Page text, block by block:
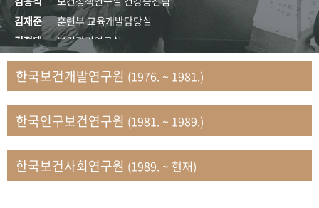
50+1주년 기념
성과 50선 숫자로 보는 50년
세계와 함께 한 KIHASA
VR 역사관
김재준
훈련부 교육개발담당실
김정태
보건관리연구실
김지자
연구부 사회개발담당실
김태룡
조사평가부 연구과
문현상
가족복지연구실 인구가족연구팀
박인화
보건정책연구실
박재빈
연구부 인구역학담당실
변종화
보건정책연구실 건강증진팀
한국보건개발연구원 (1976. ~ 1981.)
한국인구보건연구원 (1981. ~ 1989.)
한국보건사회연구원 (1989. ~ 현재)